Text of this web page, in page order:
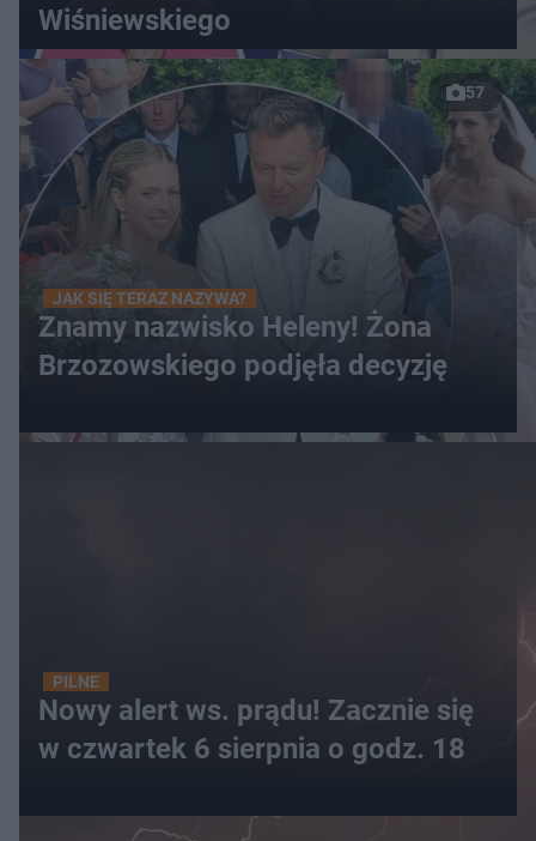
Wiśniewskiego
57
JAK SIĘ TERAZ NAZYWA?
Znamy nazwisko Heleny! Żona
Brzozowskiego podjęła decyzję
PILNE
Nowy alert ws. prądu! Zacznie się
w czwartek 6 sierpnia o godz. 18